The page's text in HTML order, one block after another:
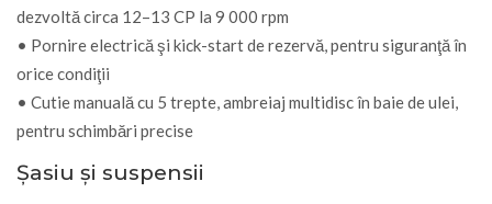
dezvoltă circa 12–13 CP la 9 000 rpm
• Pornire electrică şi kick-start de rezervă, pentru siguranţă în
orice condiţii
• Cutie manuală cu 5 trepte, ambreiaj multidisc în baie de ulei,
pentru schimbări precise
Şasiu și suspensii